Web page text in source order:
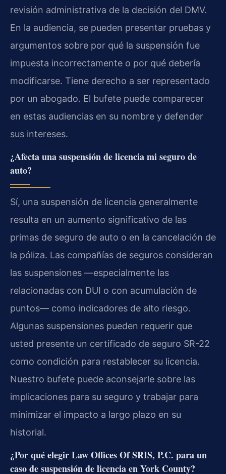
revisión administrativa de la decisión del DMV.
En la audiencia, se pueden presentar pruebas y
argumentos sobre por qué la suspensión fue
impuesta incorrectamente o por qué debería
modificarse. Tiene derecho a ser representado
por un abogado. El bufete puede comparecer
en estas audiencias en su nombre y defender
sus intereses.
¿Afecta una suspensión de licencia mi seguro de
auto?
Sí, una suspensión de licencia generalmente
resulta en un aumento significativo de las
primas de seguro de auto o en la cancelación de
la póliza. Las compañías de seguros consideran
las suspensiones —especialmente las
relacionadas con DUI o con acumulación de
puntos— como indicadores de alto riesgo.
Algunas suspensiones pueden requerir que
usted presente un certificado de seguro SR-22
como condición para restablecer su licencia.
Nuestro bufete puede aconsejarle sobre las
implicaciones para su seguro y trabajar para
minimizar el impacto a largo plazo en su
historial.
¿Por qué elegir Law Offices Of SRIS, P.C. para un
caso de suspensión de licencia en York County?